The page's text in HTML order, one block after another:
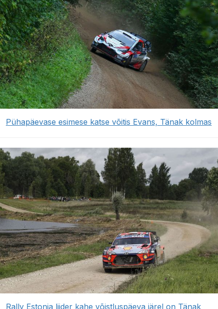
Pühapäevase esimese katse võitis Evans, Tänak kolmas
Rally Estonia liider kahe võistluspäeva järel on Tänak